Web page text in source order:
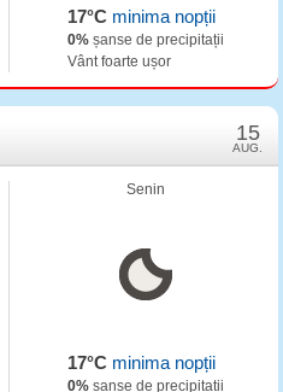
17°Cminima nopții
0%șanse de precipitații
Vânt foarte ușor
15
AUG.
Senin
17°Cminima nopții
0%șanse de precipitații